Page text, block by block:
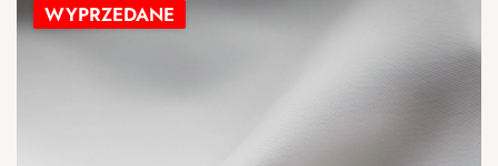
WYPRZEDANE